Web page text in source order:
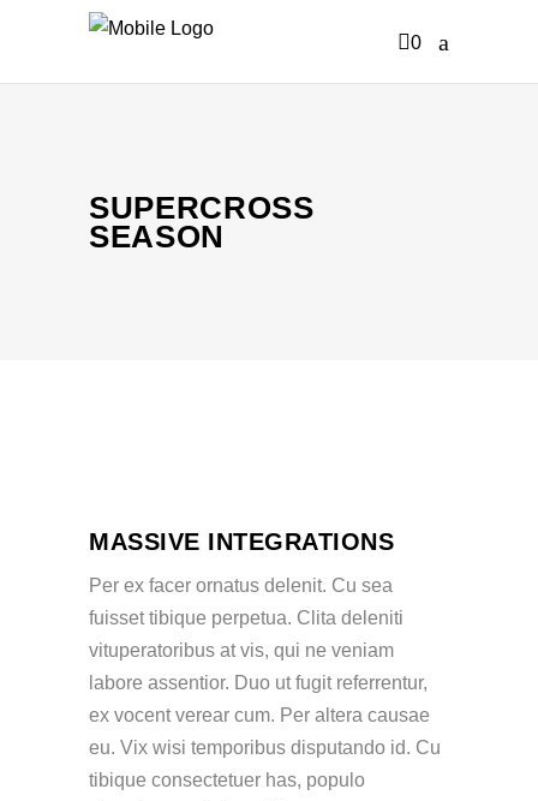
0
SUPERCROSS
SEASON
MASSIVE INTEGRATIONS
Per ex facer ornatus delenit. Cu sea
fuisset tibique perpetua. Clita deleniti
vituperatoribus at vis, qui ne veniam
labore assentior. Duo ut fugit referrentur,
ex vocent verear cum. Per altera causae
eu. Vix wisi temporibus disputando id. Cu
tibique consectetuer has, populo